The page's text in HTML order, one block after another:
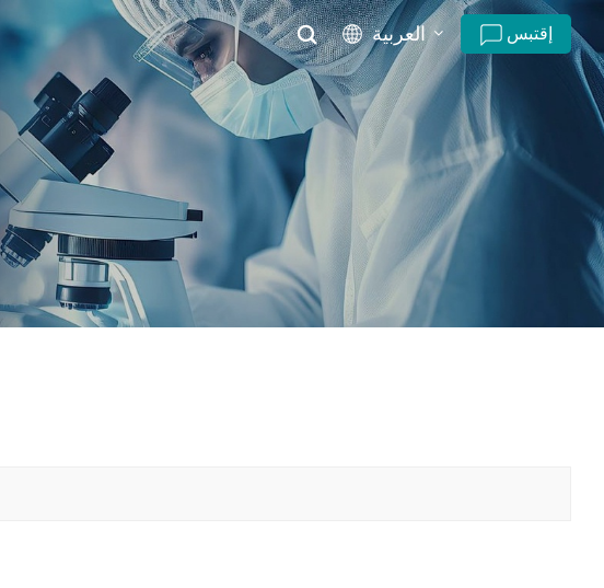
العربية
English
русский
español
português
إقتبس